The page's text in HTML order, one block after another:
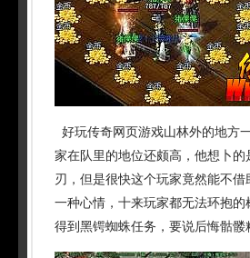
好玩传奇网页游戏山林外的地方
家在队里的地位还颇高，他想卜
刃，但是很快这个玩家竟然能不
一种心情，十来玩家都无法环抱
得到黑锷蜘蛛任务，要说后悔骷髅